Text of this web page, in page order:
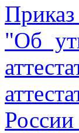
"Об